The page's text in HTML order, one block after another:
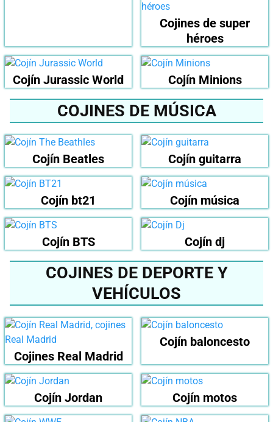
Cojines de super
héroes
Cojín Jurassic World Cojín Minions
COJINES DE MÚSICA
Cojín Beatles Cojín guitarra
Cojín bt21 Cojín música
Cojín BTS Cojín dj
COJINES DE DEPORTE Y
VEHÍCULOS
Cojines Real Madrid
Cojín baloncesto
Cojín Jordan Cojín motos